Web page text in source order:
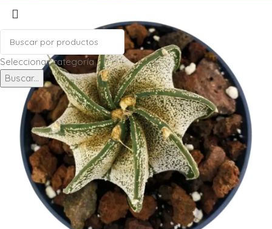
Seleccionar categoría
Buscar...